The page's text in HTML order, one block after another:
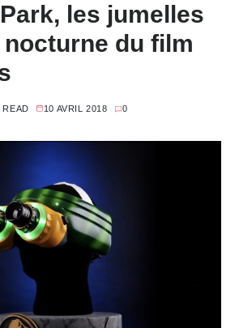
les jumelles
du film
READ 10 AVRIL 2018 0